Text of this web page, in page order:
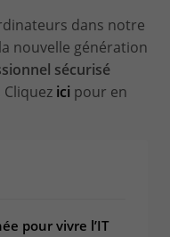
dans notre
nouvelle génération
sécurisé
ici pour en
pour vivre l’IT